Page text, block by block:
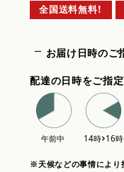
全国送料無料！
お届け日時のご
配達の日時をご指定
※天候などの事情により